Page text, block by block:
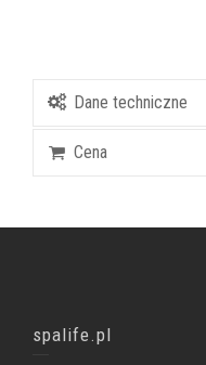
Dane techniczne
Cena
spalife.pl